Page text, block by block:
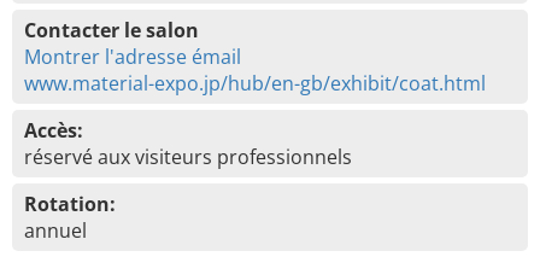
Contacter le salon
Montrer l'adresse émail
www.material-expo.jp/hub/en-gb/exhibit/coat.html
Accès:
réservé aux visiteurs professionnels
Rotation:
annuel